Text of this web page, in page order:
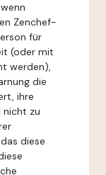
Zenchef-
für
(oder mit
werden),
die
ihre
nicht zu
diese